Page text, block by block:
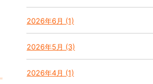
2026年6月 (1)
2026年5月 (3)
2026年4月 (1)